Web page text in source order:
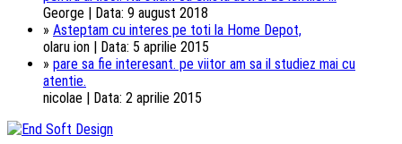
George | Data: 9 august 2018
» Asteptam cu interes pe toti la Home Depot,
olaru ion | Data: 5 aprilie 2015
» pare sa fie interesant. pe viitor am sa il studiez mai cu
atentie.
nicolae | Data: 2 aprilie 2015